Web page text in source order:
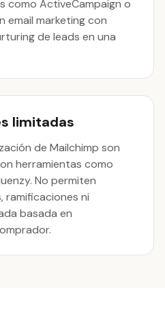
como ActiveCampaign o
email marketing con
de leads en una
limitadas
de Mailchimp son
herramientas como
No permiten
ramificaciones ni
basada en